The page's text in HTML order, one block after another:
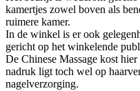
kamertjes zowel boven als
ruimere kamer.
In de winkel is er ook
gericht op het winkelende
De Chinese Massage kost
nadruk ligt toch wel op
nagelverzorging.